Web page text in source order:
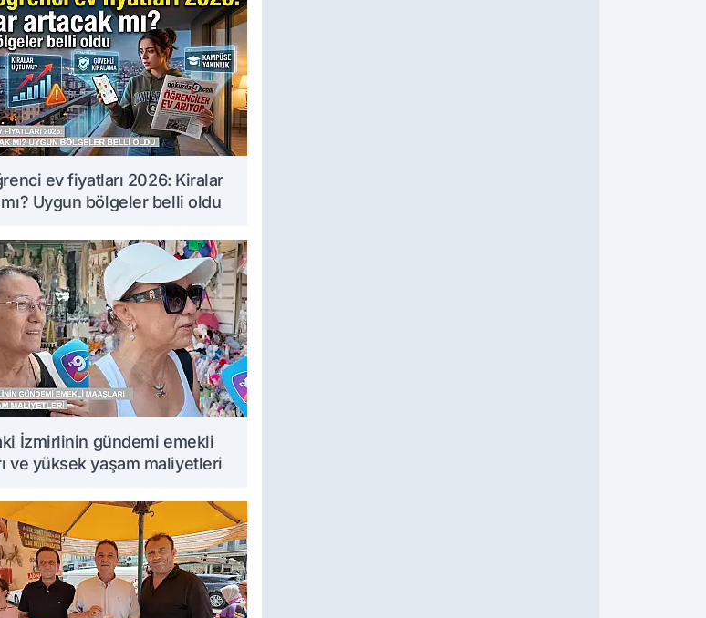
ev fiyatları 2026: Kiralar
Uygun bölgeler belli oldu
İzmirlinin gündemi emekli
ve yüksek yaşam maliyetleri